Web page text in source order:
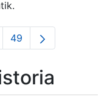
Pages Use
Orrialdea
49